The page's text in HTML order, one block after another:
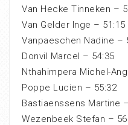
Van Hecke Tinneken –
Van Gelder Inge – 51:15
Vanpaeschen Nadine –
Donvil Marcel – 54:35
Nthahimpera Michel-
Poppe Lucien – 55:32
Bastiaenssens Martine
Wezenbeek Stefan –